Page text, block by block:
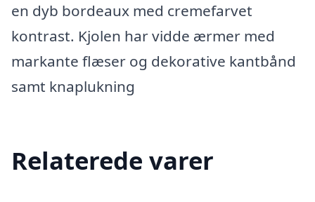
en dyb bordeaux med cremefarvet
kontrast. Kjolen har vidde ærmer med
markante flæser og dekorative kantbånd
samt knaplukning
Relaterede varer